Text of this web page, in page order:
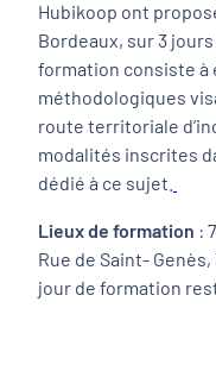
Hubikoop ont
Bordeaux, sur 3
formation consiste à
méthodologiques
route territoriale
modalités inscrites
dédié à ce sujet.
Lieux de formation :
Rue de Saint-
jour de formation